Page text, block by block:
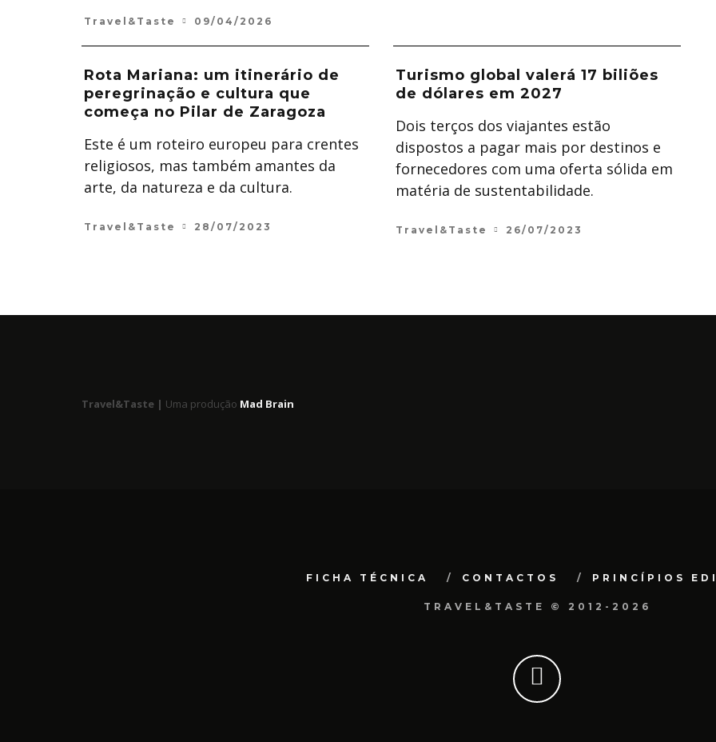
Travel&Taste 09/04/2026
Rota Mariana: um itinerário de
peregrinação e cultura que
começa no Pilar de Zaragoza
Este é um roteiro europeu para crentes
religiosos, mas também amantes da
arte, da natureza e da cultura.
Travel&Taste 28/07/2023
Turismo global valerá 17 biliões
de dólares em 2027
Dois terços dos viajantes estão
dispostos a pagar mais por destinos e
fornecedores com uma oferta sólida em
matéria de sustentabilidade.
Travel&Taste 26/07/2023
Travel&Taste | Uma produção Mad Brain
FICHA TÉCNICA CONTACTOS PRINCÍPIOS
TRAVEL&TASTE © 2012-2026